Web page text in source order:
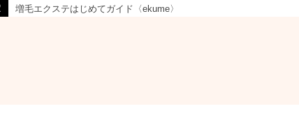
増毛エクステはじめてガイド〈ekume〉